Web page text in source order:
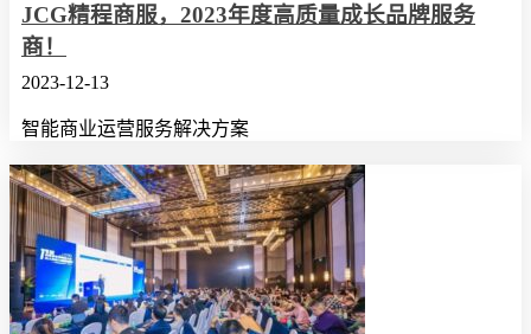
JCG精程商服，2023年度高质量成长品牌服务
商！
2023-12-13
智能商业运营服务解决方案